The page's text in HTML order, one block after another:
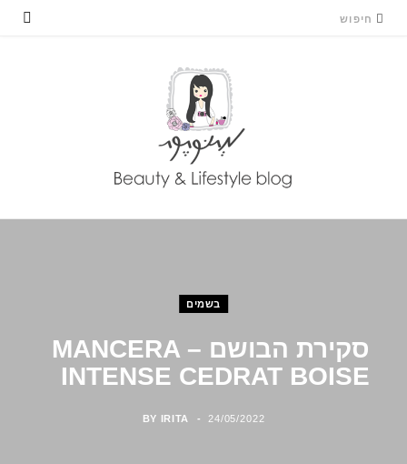
בשמים
סקירת הבושם MANCERA –
INTENSE CEDRAT BOISE
BY IRITA 24/05/2022